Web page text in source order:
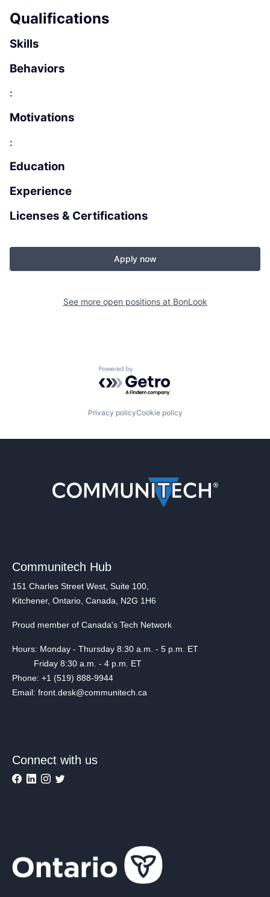
Qualifications
Skills
Behaviors
:
Motivations
:
Education
Experience
Licenses & Certifications
Apply now
See more open positions at BonLook
Powered by Getro.com
Privacy policyCookie policy
Communitech Hub
151 Charles Street West, Suite 100,
Kitchener, Ontario, Canada, N2G 1H6
Proud member of Canada's Tech Network
Hours: Monday - Thursday 8:30 a.m. - 5 p.m. ET
Friday 8:30 a.m. - 4 p.m. ET
Phone: +1 (519) 888-9944
Email: front.desk@communitech.ca
Connect with us